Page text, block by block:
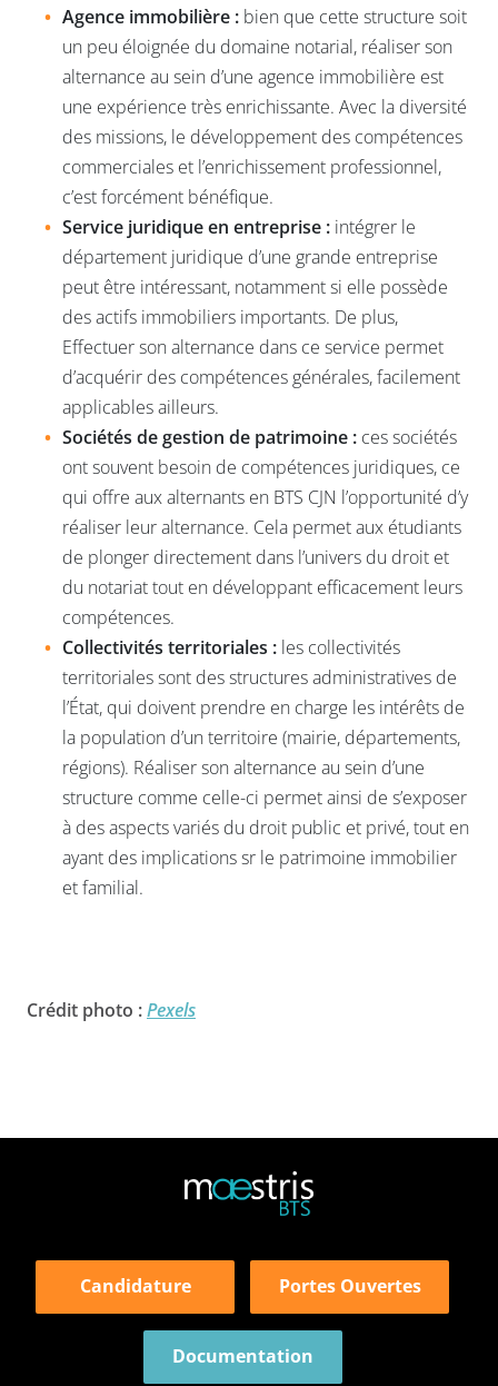
Agence immobilière : bien que cette structure soit
un peu éloignée du domaine notarial, réaliser son
alternance au sein d’une agence immobilière est
une expérience très enrichissante. Avec la diversité
des missions, le développement des compétences
commerciales et l’enrichissement professionnel,
c’est forcément bénéfique.
Service juridique en entreprise : intégrer le
département juridique d’une grande entreprise
peut être intéressant, notamment si elle possède
des actifs immobiliers importants. De plus,
Effectuer son alternance dans ce service permet
d’acquérir des compétences générales, facilement
applicables ailleurs.
Sociétés de gestion de patrimoine : ces sociétés
ont souvent besoin de compétences juridiques, ce
qui offre aux alternants en BTS CJN l’opportunité d’y
réaliser leur alternance. Cela permet aux étudiants
de plonger directement dans l’univers du droit et
du notariat tout en développant efficacement leurs
compétences.
Collectivités territoriales : les collectivités
territoriales sont des structures administratives de
l’État, qui doivent prendre en charge les intérêts de
la population d’un territoire (mairie, départements,
régions). Réaliser son alternance au sein d’une
structure comme celle-ci permet ainsi de s’exposer
à des aspects variés du droit public et privé, tout en
ayant des implications sr le patrimoine immobilier
et familial.
Crédit photo :Pexels
Candidature Portes Ouvertes
Documentation